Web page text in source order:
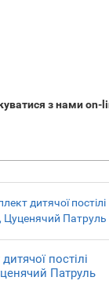
з нами on-
постілі
Патруль